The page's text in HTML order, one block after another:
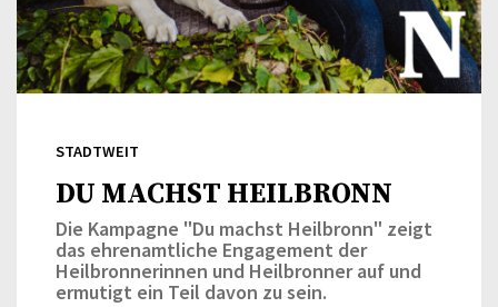
STADTWEIT
DU MACHST HEILBRONN
Die Kampagne "Du machst Heilbronn" zeigt
das ehrenamtliche Engagement der
Heilbronnerinnen und Heilbronner auf und
ermutigt ein Teil davon zu sein.